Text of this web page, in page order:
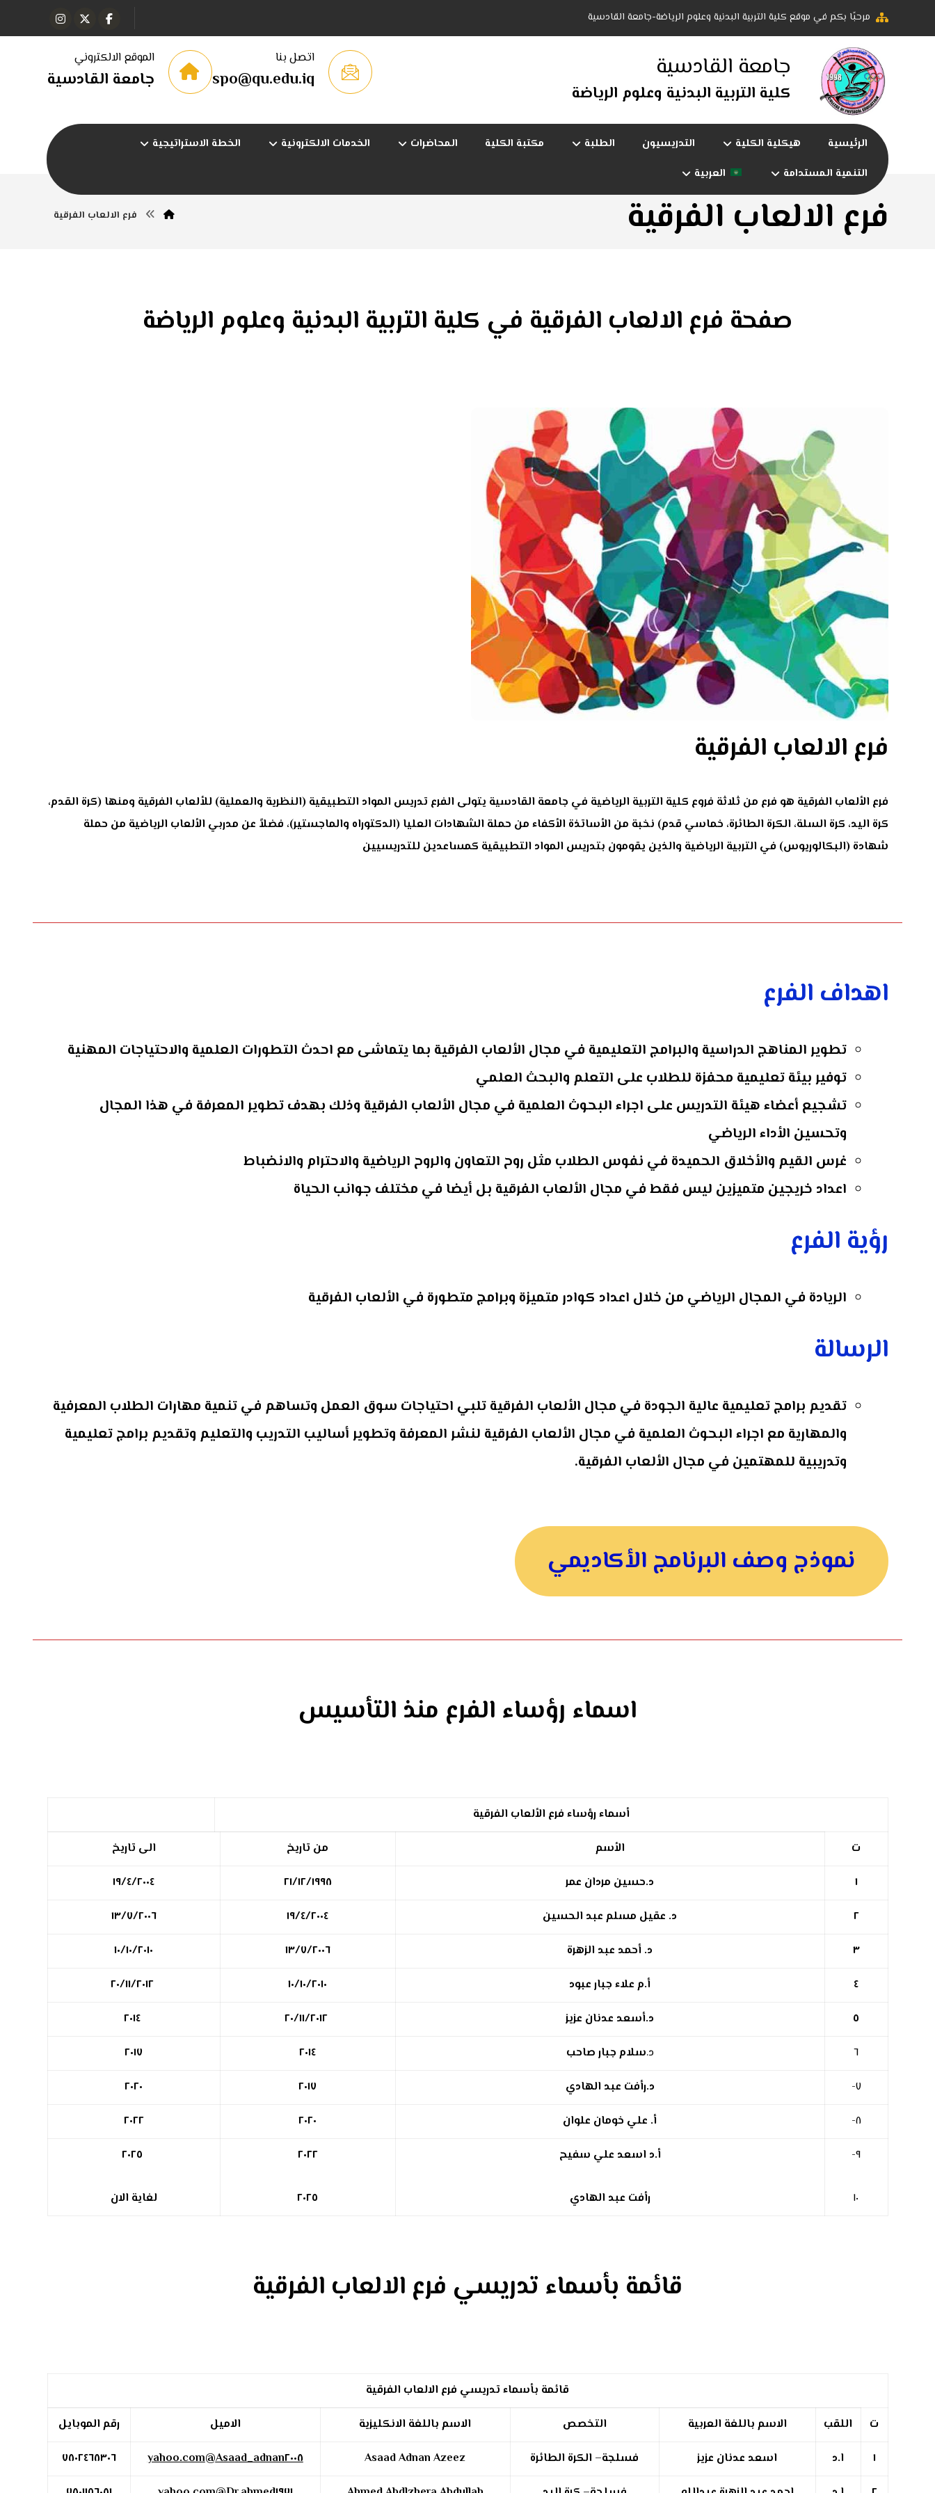
مرحبًا بكم في موقع كلية التربية البدنية وعلوم الرياضة-جامعة القادسية
جامعة القادسية
كلية التربية البدنية وعلوم الرياضة
الموقع الالكتروني
جامعة القادسية
اتصل بنا
spo@qu.edu.iq
الرئيسية هيكلية الكلية التدريسيون الطلبة مكتبة الكلية المحاضرات الخدمات الالكترونية
الخطة الاستراتيجية
التنمية المستدامة
العربية
فرع الالعاب الفرقية فرع الالعاب الفرقية
صفحة فرع الالعاب الفرقية في كلية التربية البدنية وعلوم الرياضة
فرع الالعاب الفرقية
فرع الألعاب الفرقية هو فرع من ثلاثة فروع كلية التربية الرياضية في جامعة القادسية يتولى الفرع تدريس المواد التطبيقية (النظرية والعملية) للألعاب الفرقية ومنها (كرة القدم،
كرة اليد، كرة السلة، الكرة الطائرة، خماسي قدم) نخبة من الأساتذة الأكفاء من حملة الشهادات العليا (الدكتوراه والماجستير)، فضلاً عن مدربي الألعاب الرياضية من حملة
شهادة (البكالوريوس) في التربية الرياضية والذين يقومون بتدريس المواد التطبيقية كمساعدين للتدريسيين
اهداف الفرع
تطوير المناهج الدراسية والبرامج التعليمية في مجال الألعاب الفرقية بما يتماشى مع احدث التطورات العلمية والاحتياجات المهنية
توفير بيئة تعليمية محفزة للطلاب على التعلم والبحث العلمي
تشجيع أعضاء هيئة التدريس على اجراء البحوث العلمية في مجال الألعاب الفرقية وذلك بهدف تطوير المعرفة في هذا المجال
وتحسين الأداء الرياضي
غرس القيم والأخلاق الحميدة في نفوس الطلاب مثل روح التعاون والروح الرياضية والاحترام والانضباط
اعداد خريجين متميزين ليس فقط في مجال الألعاب الفرقية بل أيضا في مختلف جوانب الحياة
رؤية الفرع
الريادة في المجال الرياضي من خلال اعداد كوادر متميزة وبرامج متطورة في الألعاب الفرقية
الرسالة
تقديم برامج تعليمية عالية الجودة في مجال الألعاب الفرقية تلبي احتياجات سوق العمل وتساهم في تنمية مهارات الطلاب المعرفية
والمهارية مع اجراء البحوث العلمية في مجال الألعاب الفرقية لنشر المعرفة وتطوير أساليب التدريب والتعليم وتقديم برامج تعليمية
وتدريبية للمهتمين في مجال الألعاب الفرقية.
نموذج وصف البرنامج الأكاديمي
اسماء رؤساء الفرع منذ التأسيس
أسماء رؤساء فرع الألعاب الفرقية
ت
الأسم من تاريخ
الى تاريخ
١
د.حسين مردان عمر ٢١/١٢/١٩٩٨
١٩/٤/٢٠٠٤
٢
د. عقيل مسلم عبد الحسين ١٩/٤/٢٠٠٤
١٣/٧/٢٠٠٦
٣
د. أحمد عبد الزهرة ١٣/٧/٢٠٠٦
١٠/١٠/٢٠١٠
٤
أ.م علاء جبار عبود ١٠/١٠/٢٠١٠
٥
د.أسعد عدنان عزيز
٦
د.سلام جبار صاحب ٢٠١٤
٢٠١٧
٧-
د.رأفت عبد الهادي ٢٠١٧
٢٠٢٠
٨-
أ. علي خومان علوان ٢٠٢٠
٢٠٢٢
٩-
١٠
أ.د اسعد علي سفيح
رأفت عبد الهادي
٢٠٢٢
٢٠٢٥ لغاية الان
قائمة بأسماء تدريسي فرع الالعاب الفرقية
قائمة بأسماء تدريسي فرع الالعاب الفرقية
ت
اللقب الاسم باللغة العربية التخصص الاسم باللغة الانكليزية الاميل
رقم الموبايل
١
ا.د اسعد عدنان عزيز فسلجة– الكرة الطائرة Asaad Adnan Azeez Asaad_adnan٢٠٠٨@yahoo.com
٧٨٠٢٤٦٨٣٠٦